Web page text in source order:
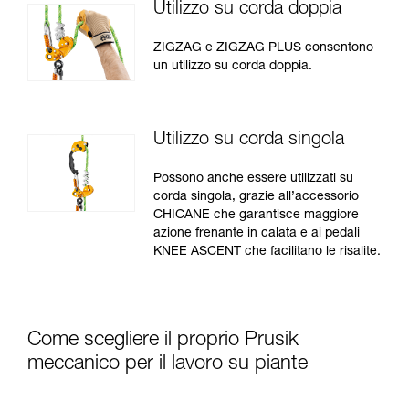
Utilizzo su corda doppia
ZIGZAG e ZIGZAG PLUS consentono
un utilizzo su corda doppia.
Utilizzo su corda singola
Possono anche essere utilizzati su
corda singola, grazie all’accessorio
CHICANE che garantisce maggiore
azione frenante in calata e ai pedali
KNEE ASCENT che facilitano le risalite.
Come scegliere il proprio Prusik
meccanico per il lavoro su piante